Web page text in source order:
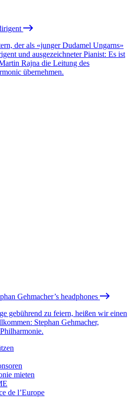
der als «junger Dudamel Ungarns»
und ausgezeichneter Pianist: Es ist
Rajna die Leitung des
übernehmen.
Gehmacher’s headphones
gebührend zu feiern, heißen wir einen
Stephan Gehmacher,
mieten
de l’Europe